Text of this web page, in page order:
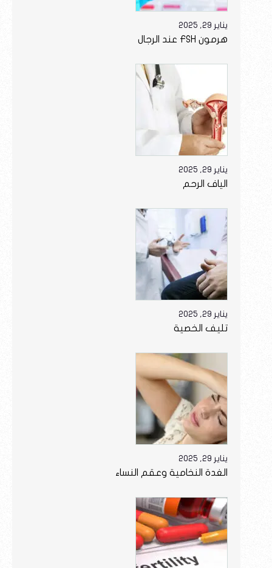
هرمون FSH عند الرجال
يناير 29, 2025
الياف الرحم
يناير 29, 2025
تليف الخصية
يناير 29, 2025
الغدة النخامية وعقم النساء
يناير 29, 2025